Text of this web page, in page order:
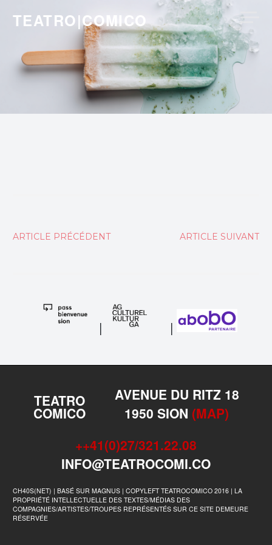
content
TEATRO|COMICO
Navigation
ARTICLE PRÉCÉDENT ARTICLE SUIVANT
| |
TEATRO
COMICO
AVENUE DU RITZ 18
1950 SION (MAP)
++41(0)27/321.22.08
INFO@TEATROCOMI.CO
CH40S(NET) | BASÉ SUR MAGNUS | COPYLEFT TEATROCOMICO 2016 | LA
PROPRIÉTÉ INTELLECTUELLE DES TEXTES/MÉDIAS DES
COMPAGNIES/ARTISTES/TROUPES REPRÉSENTÉS SUR CE SITE DEMEURE
RÉSERVÉE